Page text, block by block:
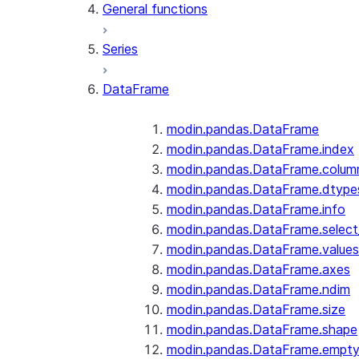
General functions
Series
DataFrame
modin.pandas.DataFrame
modin.pandas.DataFrame.index
modin.pandas.DataFrame.info
modin.pandas.DataFrame.values
modin.pandas.DataFrame.axes
modin.pandas.DataFrame.ndim
modin.pandas.DataFrame.size
modin.pandas.DataFrame.shape
modin.pandas.DataFrame.empty